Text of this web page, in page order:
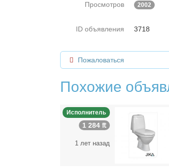
Просмотров
2002
ID объявления 3718
Пожаловаться
Похожие
Исполнитель
1 284 ₶
1 лет назад